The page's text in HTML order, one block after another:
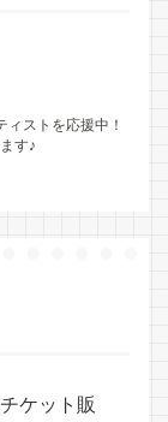
ィストを応援中！
す♪
ケット販